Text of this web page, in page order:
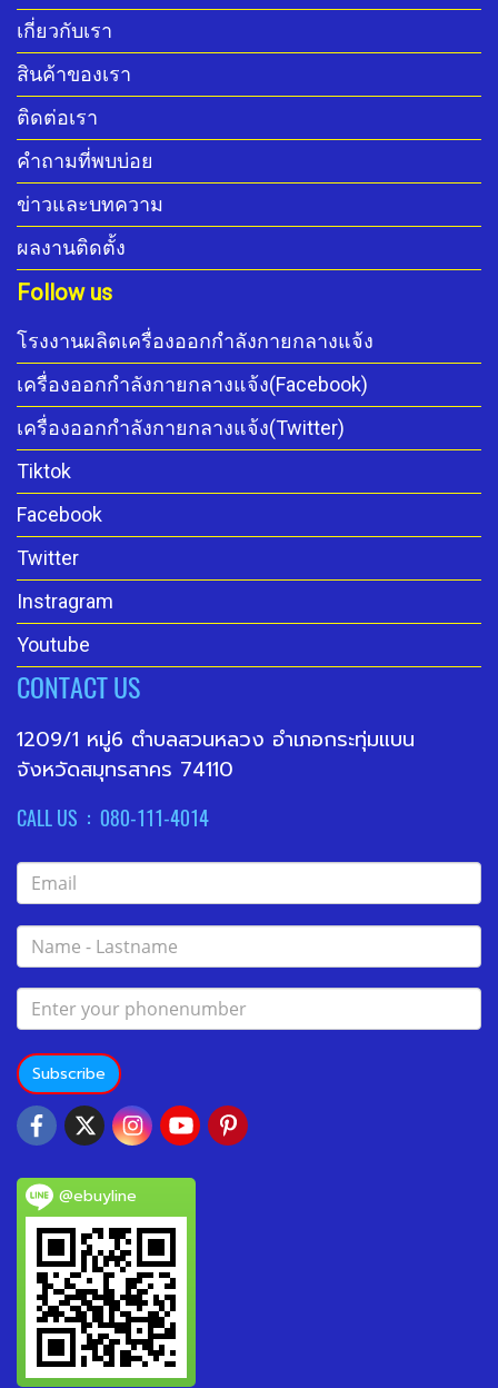
เกี่ยวกับเรา
สินค้าของเรา
ติดต่อเรา
คำถามที่พบบ่อย
ข่าวและบทความ
ผลงานติดตั้ง
Follow us
โรงงานผลิตเครื่องออกกำลังกายกลางแจ้ง
เครื่องออกกำลังกายกลางแจ้ง(Facebook)
เครื่องออกกำลังกายกลางแจ้ง(Twitter)
Tiktok
Facebook
Twitter
Instragram
Youtube
CONTACT US
1209/1 หมู่6 ตำบลสวนหลวง อำเภอกระทุ่มแบน
จังหวัดสมุทรสาคร 74110
CALL US : 080-111-4014
Subscribe
@ebuyline